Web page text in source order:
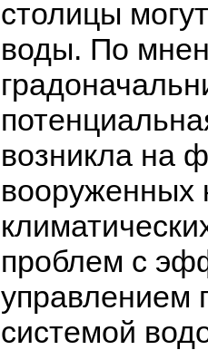
столицы
воды. По
возникла на
вооруженных
проблем с
управлением
системой